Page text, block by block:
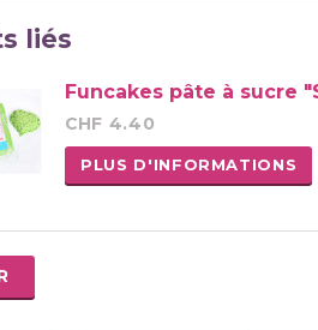
liés
Funcakes pâte à sucre
CHF 4.40
PLUS D'INFORMATIONS